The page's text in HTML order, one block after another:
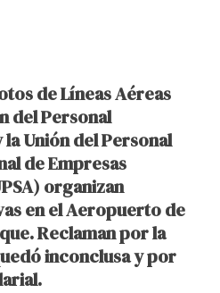
de Líneas Aéreas
del Personal
Unión del Personal
de Empresas
organizan
en el Aeropuerto de
Reclaman por la
inconclusa y por